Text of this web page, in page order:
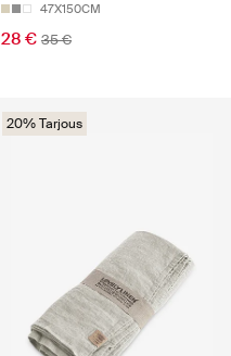
47X150CM
28 € 35 €
20% Tarjous